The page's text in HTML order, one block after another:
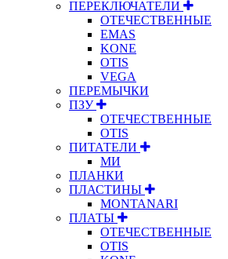
ПЕРЕКЛЮЧАТЕЛИ
ОТЕЧЕСТВЕННЫЕ
EMAS
KONE
OTIS
VEGA
ПЕРЕМЫЧКИ
ПЗУ
ОТЕЧЕСТВЕННЫЕ
OTIS
ПИТАТЕЛИ
МИ
ПЛАНКИ
ПЛАСТИНЫ
MONTANARI
ПЛАТЫ
ОТЕЧЕСТВЕННЫЕ
OTIS